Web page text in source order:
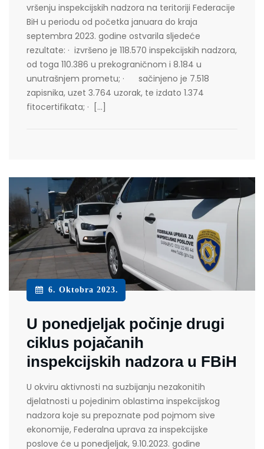
vršenju inspekcijskih nadzora na teritoriji Federacije
BiH u periodu od početka januara do kraja
septembra 2023. godine ostvarila sljedeće
rezultate: · izvršeno je 118.570 inspekcijskih nadzora,
od toga 110.386 u prekograničnom i 8.184 u
unutrašnjem prometu; · sačinjeno je 7.518
zapisnika, uzet 3.764 uzorak, te izdato 1.374
fitocertifikata; · […]
6. Oktobra 2023.
U ponedjeljak počinje drugi
ciklus pojačanih
inspekcijskih nadzora u FBiH
U okviru aktivnosti na suzbijanju nezakonitih
djelatnosti u pojedinim oblastima inspekcijskog
nadzora koje su prepoznate pod pojmom sive
ekonomije, Federalna uprava za inspekcijske
poslove će u ponedjeljak, 9.10.2023. godine